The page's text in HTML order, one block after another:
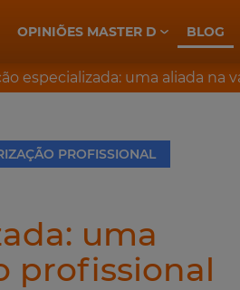
OPINIÕES MASTER D BLOG
especializada: uma aliada na
PROFISSIONAL
uma
profissional